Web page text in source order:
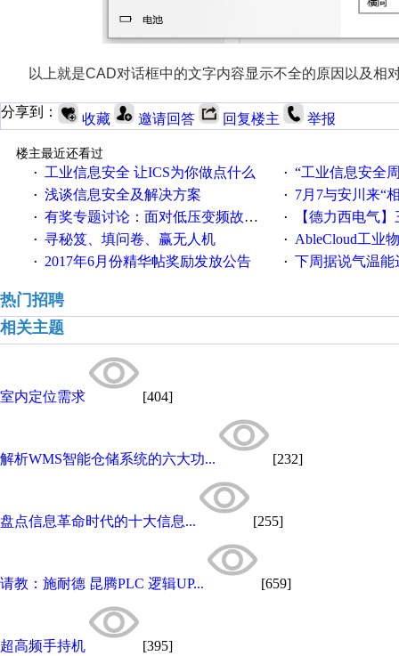
以上就是CAD对话框中的文字内容显示不全的原因以及相
分享到： 收藏 邀请回答 回复楼主 举报
楼主最近还看过
·
工业信息安全 让ICS为你做点什么 · “工业信息安全周之我见”
· 浅谈信息安全及解决方案 · 7月7与安川来“
· 有奖专题讨论：面对低压变频故障，老手是这样解决的！ · 【德力西电气】三
· 寻秘笈、填问卷、赢无人机 · AbleCloud工业物联
· 2017年6月份精华帖奖励发放公告 · 下周据说气温能
热门招聘
相关主题
室内定位需求 [404]
解析WMS智能仓储系统的六大功... [232]
盘点信息革命时代的十大信息... [255]
请教：施耐德 昆腾PLC 逻辑UP... [659]
超高频手持机 [395]